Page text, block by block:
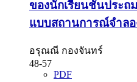
ของนักเรียนชั้นประถ
แบบสถานการณ์จำลอ
อรุณณี กองจันทร์
48-57
PDF